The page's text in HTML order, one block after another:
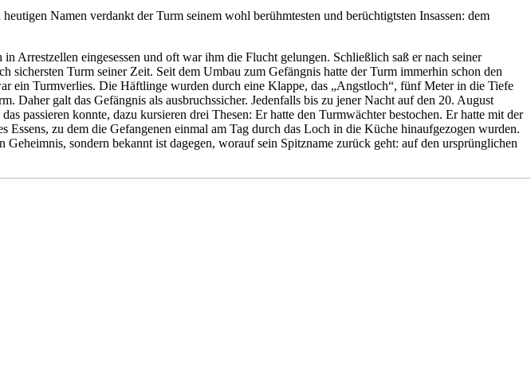
Namen verdankt der Turm seinem wohl berühmtesten und berüchtigtsten Insassen: dem
Arrestzellen eingesessen und oft war ihm die Flucht gelungen. Schließlich saß er nach seiner
Turm seiner Zeit. Seit dem Umbau zum Gefängnis hatte der Turm immerhin schon den
ein Turmverlies. Die Häftlinge wurden durch eine Klappe, das „Angstloch“, fünf Meter in die Tiefe
Daher galt das Gefängnis als ausbruchssicher. Jedenfalls bis zu jener Nacht auf den 20. August
passieren konnte, dazu kursieren drei Thesen: Er hatte den Turmwächter bestochen. Er hatte mit der
zu dem die Gefangenen einmal am Tag durch das Loch in die Küche hinaufgezogen wurden.
sondern bekannt ist dagegen, worauf sein Spitzname zurück geht: auf den ursprünglichen